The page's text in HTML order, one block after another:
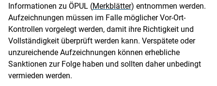
Informationen zu ÖPUL (Merkblätter) entnommen werden.
Aufzeichnungen müssen im Falle möglicher Vor-Ort-
Kontrollen vorgelegt werden, damit ihre Richtigkeit und
Vollständigkeit überprüft werden kann. Verspätete oder
unzureichende Aufzeichnungen können erhebliche
Sanktionen zur Folge haben und sollten daher unbedingt
vermieden werden.